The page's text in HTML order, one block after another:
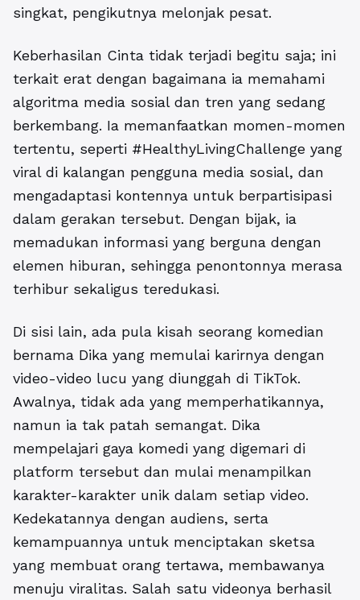
singkat, pengikutnya melonjak pesat.
Keberhasilan Cinta tidak terjadi begitu saja; ini
terkait erat dengan bagaimana ia memahami
algoritma media sosial dan tren yang sedang
berkembang. Ia memanfaatkan momen-momen
tertentu, seperti #HealthyLivingChallenge yang
viral di kalangan pengguna media sosial, dan
mengadaptasi kontennya untuk berpartisipasi
dalam gerakan tersebut. Dengan bijak, ia
memadukan informasi yang berguna dengan
elemen hiburan, sehingga penontonnya merasa
terhibur sekaligus teredukasi.
Di sisi lain, ada pula kisah seorang komedian
bernama Dika yang memulai karirnya dengan
video-video lucu yang diunggah di TikTok.
Awalnya, tidak ada yang memperhatikannya,
namun ia tak patah semangat. Dika
mempelajari gaya komedi yang digemari di
platform tersebut dan mulai menampilkan
karakter-karakter unik dalam setiap video.
Kedekatannya dengan audiens, serta
kemampuannya untuk menciptakan sketsa
yang membuat orang tertawa, membawanya
menuju viralitas. Salah satu videonya berhasil